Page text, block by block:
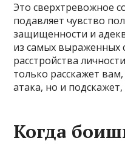
Это сверхтревожное
подавляет чувство
защищенности и
из самых выраженных
расстройства
только расскажет
атака, но и
Когда